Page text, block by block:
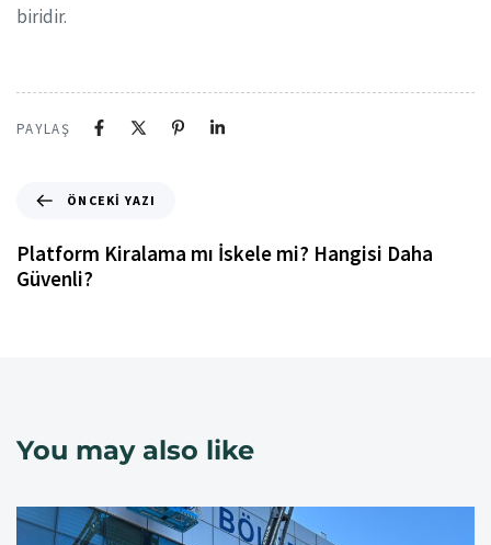
biridir.
PAYLAŞ
ÖNCEKI YAZI
Platform Kiralama mı İskele mi? Hangisi Daha
Güvenli?
You may also like